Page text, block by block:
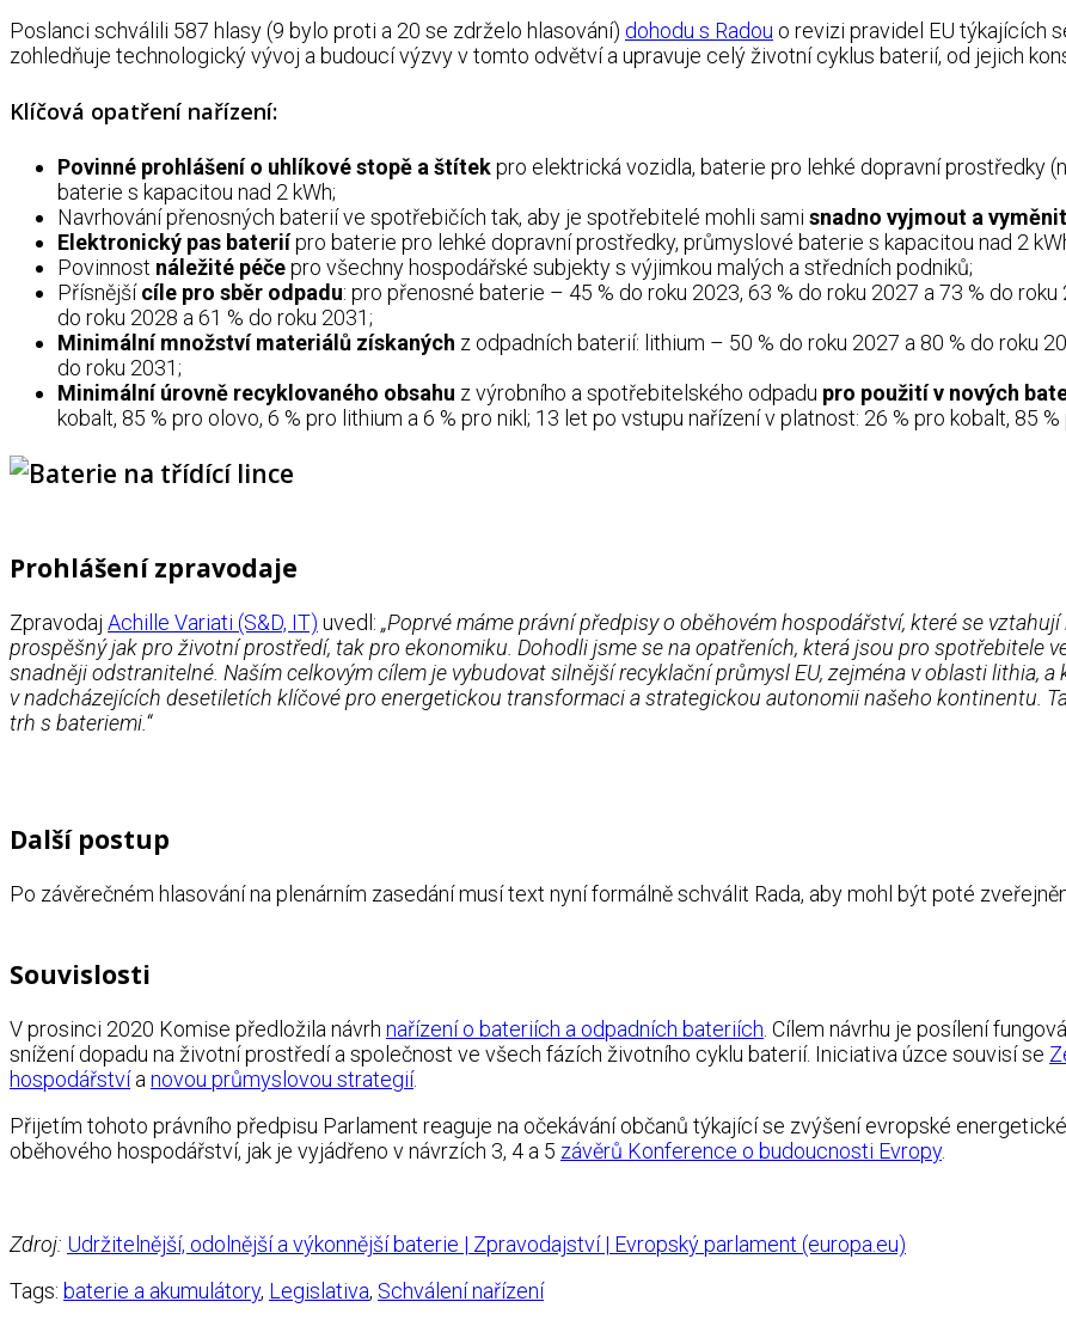
Poslanci schválili 587 hlasy (9 bylo proti a 20 se zdrželo hlasování) dohodu s Radou o revizi pravidel EU týkajících
zohledňuje technologický vývoj a budoucí výzvy v tomto odvětví a upravuje celý životní cyklus baterií, od jejich
Klíčová opatření nařízení:
Povinné prohlášení o uhlíkové stopě a štítekpro elektrická vozidla, baterie pro lehké dopravní prostředky
baterie s kapacitou nad 2 kWh;
Navrhování přenosných baterií ve spotřebičích tak, aby je spotřebitelé mohli sami snadno vyjmout a vyměnit
Elektronický pas bateriípro baterie pro lehké dopravní prostředky, průmyslové baterie s kapacitou nad 2
Povinnost náležité péčepro všechny hospodářské subjekty s výjimkou malých a středních podniků;
Přísnějšícíle pro sběr odpadu: pro přenosné baterie – 45 % do roku 2023, 63 % do roku 2027 a 73 % do
do roku 2028 a 61 % do roku 2031;
Minimální množství materiálů získaných z odpadních baterií: lithium – 50 % do roku 2027 a 80 % do roku
do roku 2031;
Minimální úrovně recyklovaného obsahu z výrobního a spotřebitelského odpadu pro použití v nových
kobalt, 85 % pro olovo, 6 % pro lithium a 6 % pro nikl; 13 let po vstupu nařízení v platnost: 26 % pro kobalt, 85
Prohlášení zpravodaje
Zpravodaj Achille Variati (S&D, IT) uvedl: „Poprvé máme právní předpisy o oběhovém hospodářství, které se
prospěšný jak pro životní prostředí, tak pro ekonomiku. Dohodli jsme se na opatřeních, která jsou pro spotřebitele
snadněji odstranitelné. Naším celkovým cílem je vybudovat silnější recyklační průmysl EU, zejména v oblasti lithia,
v nadcházejících desetiletích klíčové pro energetickou transformaci a strategickou autonomii našeho kontinentu.
trh s bateriemi.“
Další postup
Po závěrečném hlasování na plenárním zasedání musí text nyní formálně schválit Rada, aby mohl být poté
Souvislosti
V prosinci 2020 Komise předložila návrh nařízení o bateriích a odpadních bateriích . Cílem návrhu je posílení
snížení dopadu na životní prostředí a společnost ve všech fázích životního cyklu baterií. Iniciativa úzce souvisí se
hospodářstvía novou průmyslovou strategií.
Přijetím tohoto právního předpisu Parlament reaguje na očekávání občanů týkající se zvýšení evropské
oběhového hospodářství, jak je vyjádřeno v návrzích 3, 4 a 5 závěrů Konference o budoucnosti Evropy.
Zdroj: Udržitelnější, odolnější a výkonnější baterie | Zpravodajství | Evropský parlament (europa.eu)
Tags: baterie a akumulátory, Legislativa, Schválení nařízení